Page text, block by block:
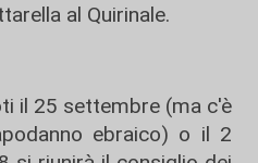
al Quirinale.
il 25 settembre (ma c'è
ebraico) o il 2